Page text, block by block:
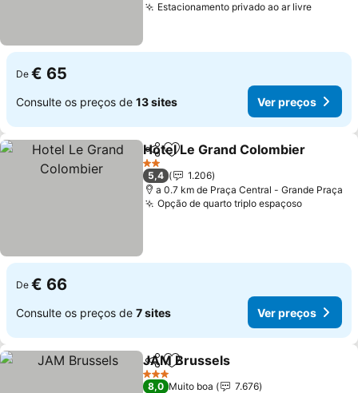
Estacionamento privado ao ar livre
De € 65
Consulte os preços de 13 sites Ver preços
PartilharAdicionar aos favoritos
Hotel Le Grand Colombier
2 Estrelas
5,4
1.206
a 0.7 km de Praça Central - Grande Praça
Opção de quarto triplo espaçoso
De € 66
Consulte os preços de 7 sites Ver preços
PartilharAdicionar aos favoritos
JAM Brussels
3 Estrelas
8,0 Muito boa
7.676